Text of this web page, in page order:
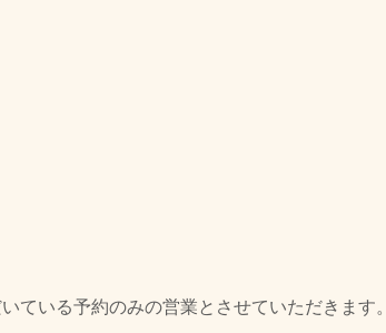
ている予約のみの営業とさせていただきます。